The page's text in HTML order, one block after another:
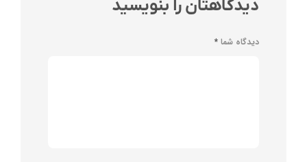
دیدگاهتان را بنویسید
دیدگاه شما *